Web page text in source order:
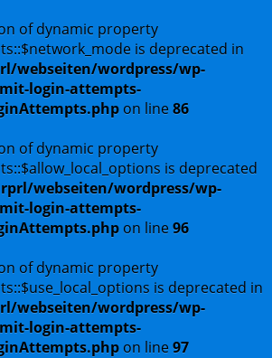
of dynamic property
is deprecated in
webseiten/wordpress/wp-
login-attempts-
on line86
of dynamic property
is deprecated
webseiten/wordpress/wp-
login-attempts-
on line96
of dynamic property
is deprecated in
webseiten/wordpress/wp-
login-attempts-
on line97